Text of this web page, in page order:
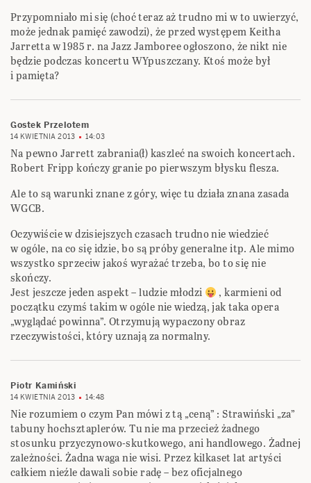
Przypomniało mi się (choć teraz aż trudno mi w to uwierzyć,
może jednak pamięć zawodzi), że przed występem Keitha
Jarretta w 1985 r. na Jazz Jamboree ogłoszono, że nikt nie
będzie podczas koncertu WYpuszczany. Ktoś może był
i pamięta?
Gostek Przelotem
14 KWIETNIA 2013 14:03
Na pewno Jarrett zabrania(ł) kaszleć na swoich koncertach.
Robert Fripp kończy granie po pierwszym błysku flesza.
Ale to są warunki znane z góry, więc tu działa znana zasada
WGCB.
Oczywiście w dzisiejszych czasach trudno nie wiedzieć
w ogóle, na co się idzie, bo są próby generalne itp. Ale mimo
wszystko sprzeciw jakoś wyrażać trzeba, bo to się nie
skończy.
Jest jeszcze jeden aspekt – ludzie młodzi
, karmieni od
początku czymś takim w ogóle nie wiedzą, jak taka opera
„wyglądać powinna”. Otrzymują wypaczony obraz
rzeczywistości, który uznają za normalny.
Piotr Kamiński
14 KWIETNIA 2013 14:48
Nie rozumiem o czym Pan mówi z tą „ceną” : Strawiński „za”
tabuny hochsztaplerów. Tu nie ma przecież żadnego
stosunku przyczynowo-skutkowego, ani handlowego. Żadnej
zależności. Żadna waga nie wisi. Przez kilkaset lat artyści
całkiem nieźle dawali sobie radę – bez oficjalnego